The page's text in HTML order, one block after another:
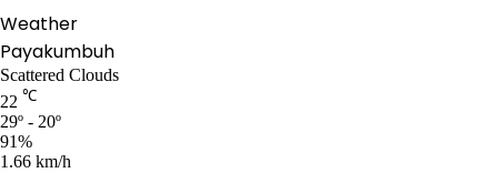
Weather
Payakumbuh
Scattered Clouds
22 ℃
29º - 20º
91%
1.66 km/h